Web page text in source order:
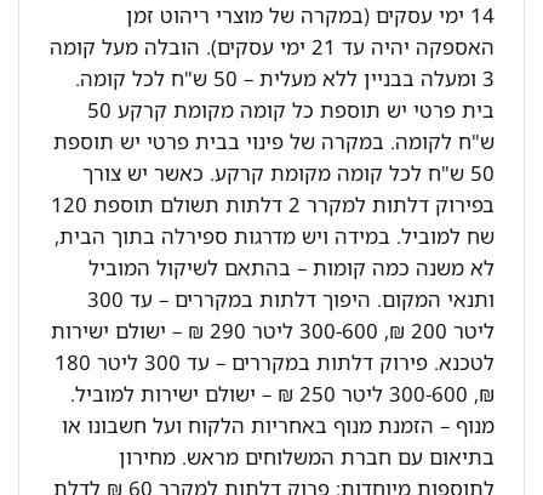
14 ימי עסקים (במקרה של מוצרי ריהוט זמן
האספקה יהיה עד 21 ימי עסקים). הובלה מעל קומה
3 ומעלה בבניין ללא מעלית – 50 ש"ח לכל קומה.
בית פרטי יש תוספת כל קומה מקומת קרקע 50
ש"ח לקומה. במקרה של פינוי בבית פרטי יש תוספת
50 ש"ח לכל קומה מקומת קרקע. כאשר יש צורך
בפירוק דלתות למקרר 2 דלתות תשולם תוספת 120
שח למוביל. במידה ויש מדרגות ספירלה בתוך הבית,
לא משנה כמה קומות – בהתאם לשיקול המוביל
ותנאי המקום. היפוך דלתות במקררים – עד 300
ליטר 200 ₪, 300-600 ליטר 290 ₪ – ישולם ישירות
לטכנא. פירוק דלתות במקררים – עד 300 ליטר 180
₪, 300-600 ליטר 250 ₪ – ישולם ישירות למוביל.
מנוף – הזמנת מנוף באחריות הלקוח ועל חשבונו או
בתיאום עם חברת המשלוחים מראש. מחירון
לתוספות מיוחדות: פרוק דלתות למקרר 60 ₪ לדלת